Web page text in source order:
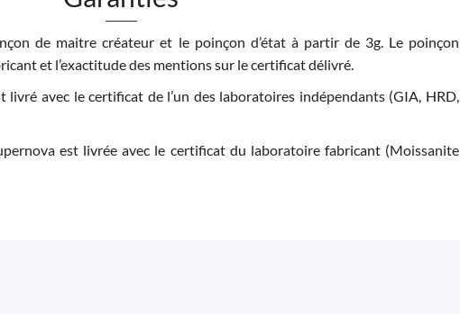
de maitre créateur et le poinçon d’état à partir de 3g. Le poinçon
et l’exactitude des mentions sur le certificat délivré.
avec le certificat de l’un des laboratoires indépendants (GIA, HRD,
est livrée avec le certificat du laboratoire fabricant (Moissanite